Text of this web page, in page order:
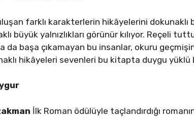
farklı karakterlerin hikâyelerini
büyük yalnızlıkları görünür kılıyor. Reçeli
da başa çıkamayan bu insanlar, okuru
hikâyeleri sevenleri bu kitapta duygu
İlk Roman ödülüyle taçlandırdığı